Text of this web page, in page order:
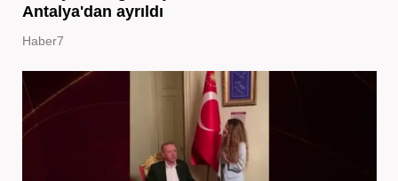
Antalya'dan ayrıldı
Haber7